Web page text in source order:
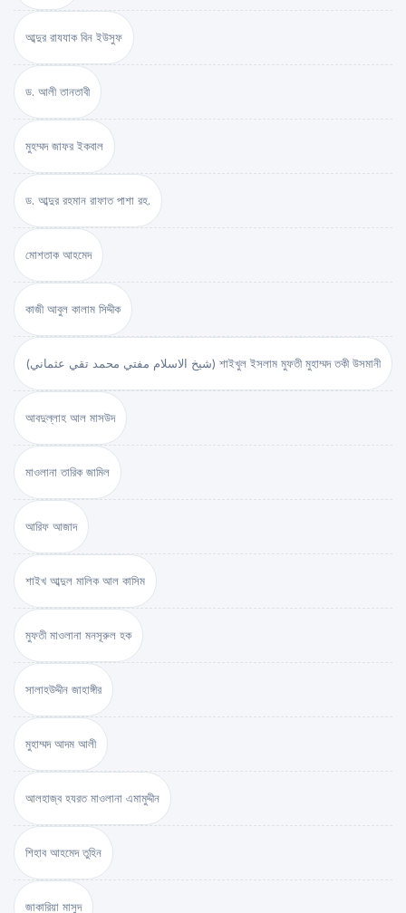
আব্দুর রাযযাক বিন ইউসুফ
ড. আলী তানতাবী
মুহম্মদ জাফর ইকবাল
ড. আব্দুর রহমান রাফাত পাশা রহ.
মোশতাক আহমেদ
কাজী আবুল কালাম সিদ্দীক
(شيخ الاسلام مفتي محمد تقي عثماني) শাইখুল ইসলাম মুফতী মুহাম্মদ তকী উসমানী
আবদুল্লাহ আল মাসউদ
মাওলানা তারিক জামিল
আরিফ আজাদ
শাইখ আব্দুল মালিক আল কাসিম
মুফতী মাওলানা মনসূরুল হক
সালাহউদ্দীন জাহাঙ্গীর
মুহাম্মদ আদম আলী
আলহাজ্ব হযরত মাওলানা এমামুদ্দীন
শিহাব আহমেদ তুহিন
জাকারিয়া মাসুদ